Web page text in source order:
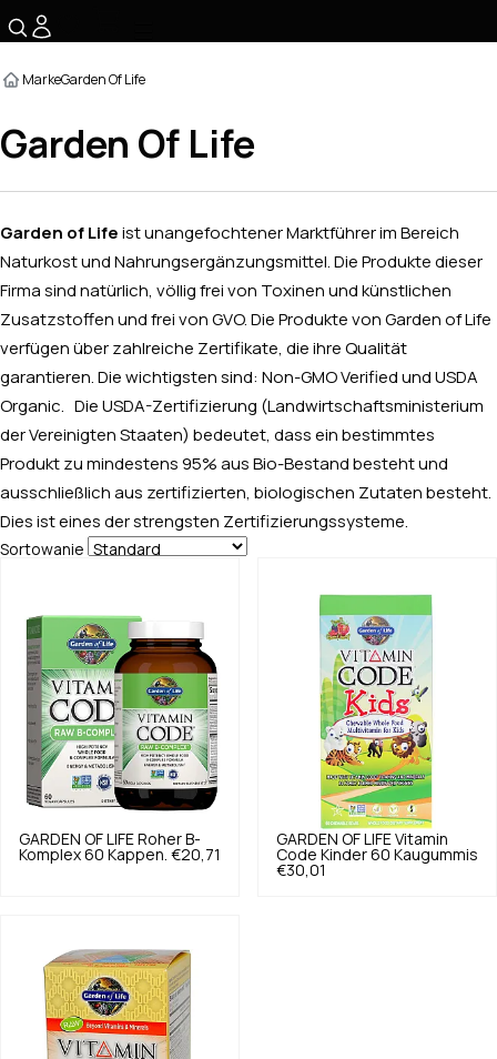
MarkeGarden Of Life
Garden Of Life
Garden of Life ist unangefochtener Marktführer im Bereich
Naturkost und Nahrungsergänzungsmittel. Die Produkte dieser
Firma sind natürlich, völlig frei von Toxinen und künstlichen
Zusatzstoffen und frei von GVO. Die Produkte von Garden of Life
verfügen über zahlreiche Zertifikate, die ihre Qualität
garantieren. Die wichtigsten sind: Non-GMO Verified und USDA
Organic. Die USDA-Zertifizierung (Landwirtschaftsministerium
der Vereinigten Staaten) bedeutet, dass ein bestimmtes
Produkt zu mindestens 95% aus Bio-Bestand besteht und
ausschließlich aus zertifizierten, biologischen Zutaten besteht.
Dies ist eines der strengsten Zertifizierungssysteme.
Sortowanie
GARDEN OF LIFE Roher B-
Komplex 60 Kappen. €20,71
GARDEN OF LIFE Vitamin
Code Kinder 60 Kaugummis
€30,01